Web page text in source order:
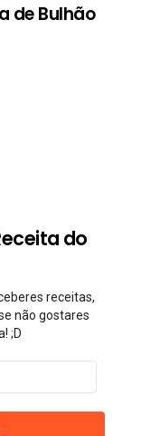
de Bulhão
do
receitas,
não gostares
;D